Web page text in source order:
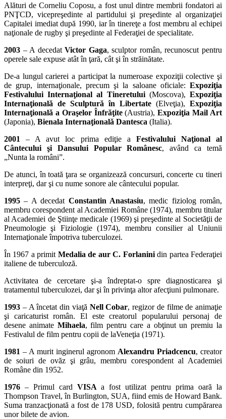
Alături de Corneliu Coposu, a fost unul dintre membrii fondatori ai
PNŢCD, vicepreşedinte al partidului şi preşedinte al organizaţiei
Capitalei imediat după 1990, iar în tinereţe a fost membru al echipei
naţionale de rugby şi preşedinte al Federaţiei de specialitate.
2003 – A decedatVictor Gaga, sculptor român, recunoscut pentru
operele sale expuse atât în ţară, cât şi în străinătate.
De-a lungul carierei a participat la numeroase expoziţii colective şi
de grup, internaţionale, precum şi la saloane oficiale: Expoziţia
Festivalului Internaţional al Tineretului (Moscova),Expoziţia
Internaţională de Sculptură în Libertate (Elveţia), Expoziţia
Internaţională a Oraşelor Înfrăţite(Austria),Expoziţia Mail Art
(Japonia), Bienala Internaţională Dantesca (Italia).
2001
– A avut loc prima ediţie a Festivalului Naţional al
Cântecului şi Dansului Popular Românesc, având ca temă
„Nunta la români”.
De atunci, în toată ţara se organizează concursuri, concerte cu tineri
interpreţi, dar şi cu nume sonore ale cântecului popular.
1995 – A decedat Constantin Anastasiu, medic fiziolog român,
membru corespondent al Academiei Române (1974), membru titular
al Academiei de Ştiinţe medicale (1969) şi preşedinte al Societăţii de
Pneumologie şi Fiziologie (1974), membru consilier al Uniunii
Internaţionale împotriva tuberculozei.
În 1967 a primit Medalia de aur C. Forlaninidin partea Federaţiei
italiene de tuberculoză.
Activitatea de cercetare şi-a îndreptat-o spre diagnosticarea şi
tratamentul tuberculozei, dar şi în privinţa altor afecţiuni pulmonare.
1993 – A încetat din viaţă Nell Cobar, regizor de filme de animaţie
şi caricaturist român. El este creatorul popularului personaj de
desene animate Mihaela, film pentru care a obţinut un premiu la
Festivalul de film pentru copii de laVeneţia (1971).
1981 – A murit inginerul agronom Alexandru Priadcencu, creator
de soiuri de ovăz şi grâu, membru corespondent al Academiei
Române din 1952.
1976 – Primul card VISA a fost utilizat pentru prima oară la
Thompson Travel, în Burlington, SUA, fiind emis de Howard Bank.
Suma tranzacţionată a fost de 178 USD, folosită pentru cumpărarea
unor bilete de avion.